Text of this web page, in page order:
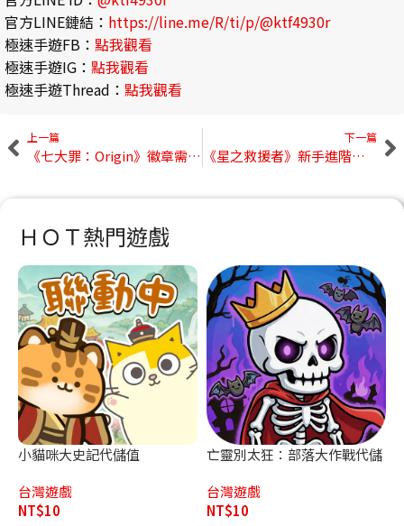
官方LINE鏈結： https://line.me/R/ti/p/@ktf4930r
極速手遊FB： 點我觀看
極速手遊IG： 點我觀看
極速手遊Thread： 點我觀看
上一篇
《七大罪：Origin》徽章需求量統整｜五大商人兌換材料、每週用量與刷取建議
下一篇
《星之救援者》新手進階攻略｜裝備選擇、困難旅程打法、戰力提升路線
ＨＯＴ熱門遊戲
小貓咪大史記代儲值
台灣遊戲
NT$10
亡靈別太狂：部落大作戰代儲
台灣遊戲
NT$10